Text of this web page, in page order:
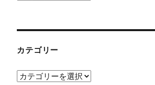
ブ
カテゴリー
カ